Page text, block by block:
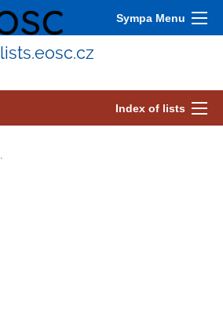
Sympa Menu
lists.eosc.cz
Index of lists